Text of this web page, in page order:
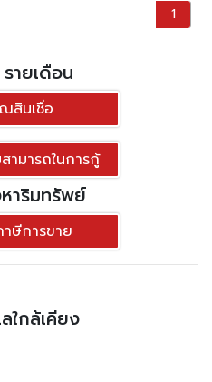
คอนโด
29.95 ตร.ม.
47,579 บาท
1
฿1,500,000 .-
ลด ฿
ดูทรัพย์
1
ายเดือน
สินเชื่อ
มารถในการกู้
าริมทรัพย์
ษีการขาย
ใกล้เคียง